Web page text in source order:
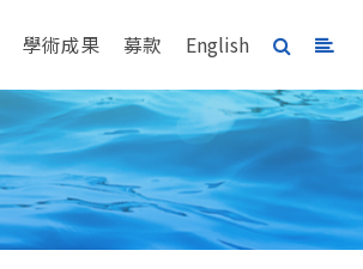
學術成果 募款 English